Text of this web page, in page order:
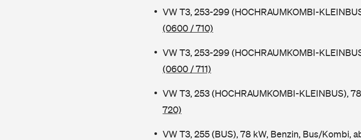
VW T3, 253-299 (HOCHRAUMKOMBI-
(0600 / 710)
VW T3, 253-299 (HOCHRAUMKOMBI-
(0600 / 711)
VW T3, 253 (HOCHRAUMKOMBI-KLEINBUS),
720)
VW T3, 255 (BUS), 78 kW, Benzin, Bus/Kombi,